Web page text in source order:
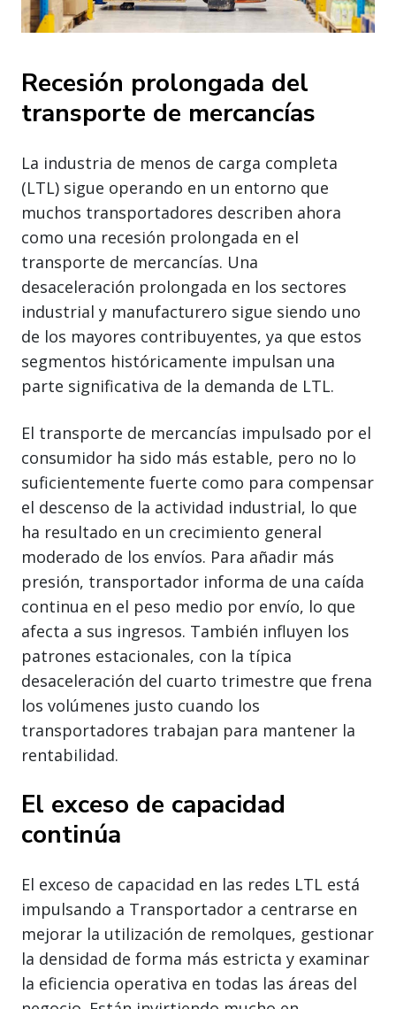
Recesión prolongada del
transporte de mercancías
La industria de menos de carga completa
(LTL) sigue operando en un entorno que
muchos transportadores describen ahora
como una recesión prolongada en el
transporte de mercancías. Una
desaceleración prolongada en los sectores
industrial y manufacturero sigue siendo uno
de los mayores contribuyentes, ya que estos
segmentos históricamente impulsan una
parte significativa de la demanda de LTL.
El transporte de mercancías impulsado por el
consumidor ha sido más estable, pero no lo
suficientemente fuerte como para compensar
el descenso de la actividad industrial, lo que
ha resultado en un crecimiento general
moderado de los envíos. Para añadir más
presión, transportador informa de una caída
continua en el peso medio por envío, lo que
afecta a sus ingresos. También influyen los
patrones estacionales, con la típica
desaceleración del cuarto trimestre que frena
los volúmenes justo cuando los
transportadores trabajan para mantener la
rentabilidad.
El exceso de capacidad
continúa
El exceso de capacidad en las redes LTL está
impulsando a Transportador a centrarse en
mejorar la utilización de remolques, gestionar
la densidad de forma más estricta y examinar
la eficiencia operativa en todas las áreas del